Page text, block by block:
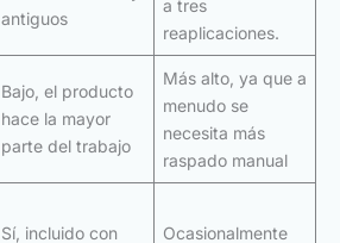
antiguos
a tres
reaplicaciones.
Bajo, el producto
hace la mayor
parte del trabajo
Más alto, ya que a
menudo se
necesita más
raspado manual
Sí, incluido con
Ocasionalmente